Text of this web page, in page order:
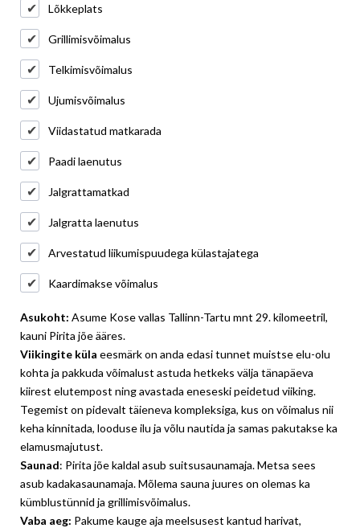
Lõkkeplats
Grillimisvõimalus
Telkimisvõimalus
Ujumisvõimalus
Viidastatud matkarada
Paadi laenutus
Jalgrattamatkad
Jalgratta laenutus
Arvestatud liikumispuudega külastajatega
Kaardimakse võimalus
Asukoht: Asume Kose vallas Tallinn-Tartu mnt 29. kilomeetril,
kauni Pirita jõe ääres.
Viikingite küla eesmärk on anda edasi tunnet muistse elu-olu
kohta ja pakkuda võimalust astuda hetkeks välja tänapäeva
kiirest elutempost ning avastada eneseski peidetud viiking.
Tegemist on pidevalt täieneva kompleksiga, kus on võimalus nii
keha kinnitada, looduse ilu ja võlu nautida ja samas pakutakse ka
elamusmajutust.
Saunad: Pirita jõe kaldal asub suitsusaunamaja. Metsa sees
asub kadakasaunamaja. Mõlema sauna juures on olemas ka
kümblustünnid ja grillimisvõimalus.
Vaba aeg: Pakume kauge aja meelsusest kantud harivat,